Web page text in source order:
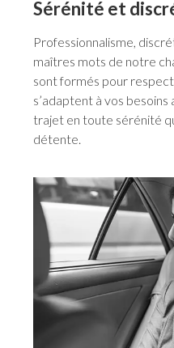
Sérénité et
Professionnalisme,
maîtres mots de notre
sont formés pour
s’adaptent à vos
trajet en toute sérénité
détente.